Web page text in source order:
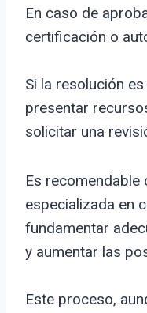
En caso de
certificación o
Si la resolución
presentar
solicitar una
Es
especializada en
fundamentar
y aumentar las
Este proceso,